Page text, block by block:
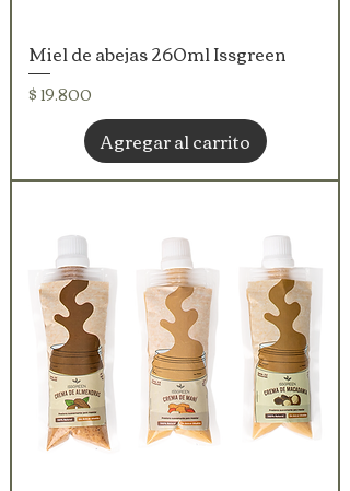
Miel de abejas 260ml Issgreen
Precio
$ 19.800
Agregar al carrito